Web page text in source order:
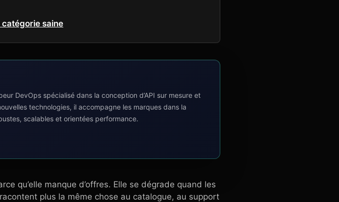
saine
DevOps spécialisé dans la conception d’API sur mesure et
technologies, il accompagne les marques dans la
scalables et orientées performance.
qu’elle manque d’offres. Elle se dégrade quand les
plus la même chose au catalogue, au support